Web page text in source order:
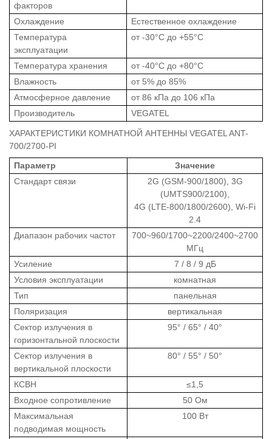
факторов
Охлаждение
Естественное охлаждение
Температура
эксплуатации
от -30°C до +55°C
Температура хранения
от -40°C до +80°C
Влажность
от 5% до 85%
Атмосферное давление
от 86 кПа до 106 кПа
Производитель
VEGATEL
ХАРАКТЕРИСТИКИ КОМНАТНОЙ АНТЕННЫ VEGATEL ANT-
700/2700-PI
Параметр
Значение
Стандарт связи
2G (GSM-900/1800), 3G
(UMTS900/2100),
4G (LTE-800/1800/2600), Wi-Fi
2.4
Диапазон рабочих частот
700~960/1700~2200/2400~2700
МГц
Усиление
7 / 8 / 9 дБ
Условия эксплуатации
комнатная
Тип
панельная
Поляризация
вертикальная
Сектор излучения в
горизонтальной плоскости
95° / 65° / 40°
Сектор излучения в
вертикальной плоскости
80° / 55° / 50°
КСВН
≤1,5
Входное сопротивление
50 Ом
Максимальная
подводимая мощность
100 Вт